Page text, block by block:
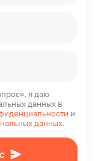
я даю
данных в
и
данных.